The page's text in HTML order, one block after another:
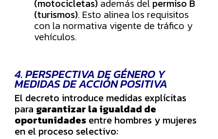
(motocicletas) además del permiso B
(turismos). Esto alinea los requisitos
con la normativa vigente de tráfico y
vehículos.
4. PERSPECTIVA DE GÉNERO Y
MEDIDAS DE ACCIÓN POSITIVA
El decreto introduce medidas explícitas
para garantizar la igualdad de
oportunidades entre hombres y mujeres
en el proceso selectivo: